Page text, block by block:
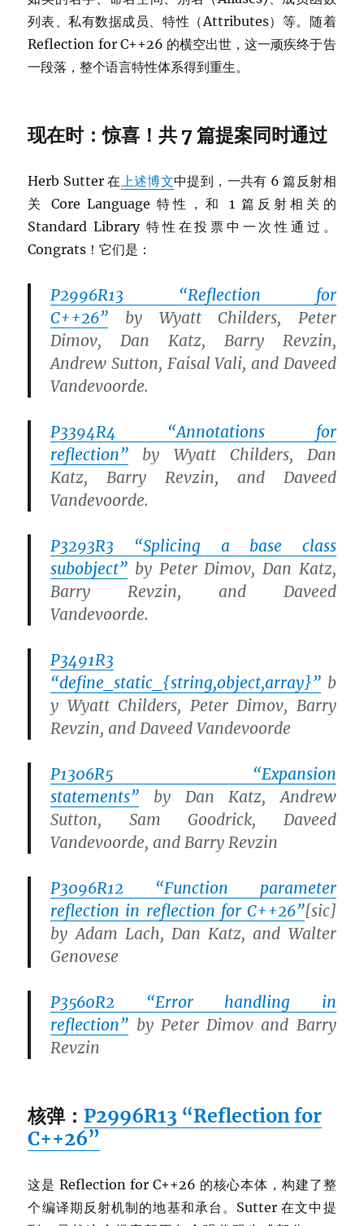
列表、私有数据成员、特性（Attributes）等。随着
Reflection for C++26 的横空出世，这一顽疾终于告
一段落，整个语言特性体系得到重生。
现在时：惊喜！共 7 篇提案同时通过
Herb Sutter 在上述博文中提到，一共有 6 篇反射相
关 Core Language 特性，和 1 篇反射相关的
Standard Library 特性在投票中一次性通过。
Congrats！它们是：
P2996R13 “Reflection for
C++26” by Wyatt Childers, Peter
Dimov, Dan Katz, Barry Revzin,
Andrew Sutton, Faisal Vali, and Daveed
Vandevoorde.
P3394R4 “Annotations for
reflection” by Wyatt Childers, Dan
Katz, Barry Revzin, and Daveed
Vandevoorde.
P3293R3 “Splicing a base class
subobject” by Peter Dimov, Dan Katz,
Barry Revzin, and Daveed
Vandevoorde.
P3491R3
“define_static_{string,object,array}” b
y Wyatt Childers, Peter Dimov, Barry
Revzin, and Daveed Vandevoorde
P1306R5 “Expansion
statements” by Dan Katz, Andrew
Sutton, Sam Goodrick, Daveed
Vandevoorde,and Barry Revzin
P3096R12 “Function parameter
reflection in reflection for C++26”[sic]
byAdam Lach, Dan Katz,and Walter
Genovese
P3560R2 “Error handling in
reflection” by Peter Dimovand Barry
Revzin
核弹： P2996R13 “Reflection for
C++26”
这是 Reflection for C++26 的核心本体，构建了整
个编译期反射机制的地基和承台。Sutter 在文中提